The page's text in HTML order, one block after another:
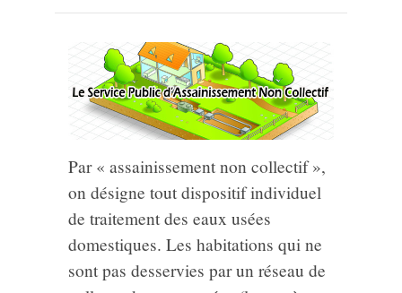
Par « assainissement non collectif »,
on désigne tout dispositif individuel
de traitement des eaux usées
domestiques. Les habitations qui ne
sont pas desservies par un réseau de